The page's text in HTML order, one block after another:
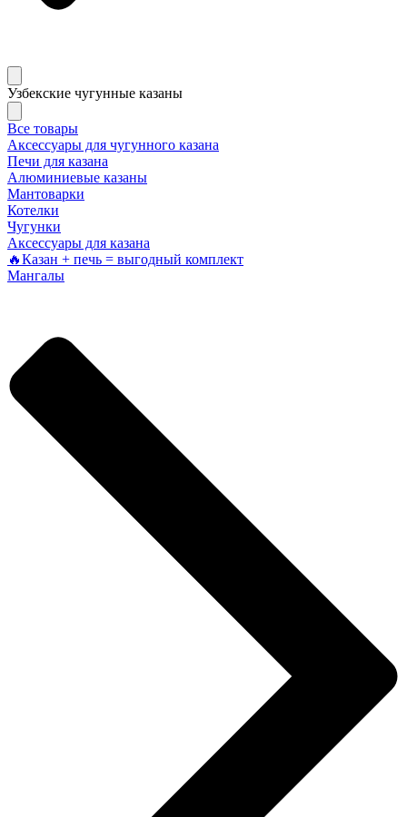
Узбекские чугунные казаны
Все товары
Аксессуары для чугунного казана
Печи для казана
Алюминиевые казаны
Мантоварки
Котелки
Чугунки
Аксессуары для казана
🔥Казан + печь = выгодный комплект
Мангалы